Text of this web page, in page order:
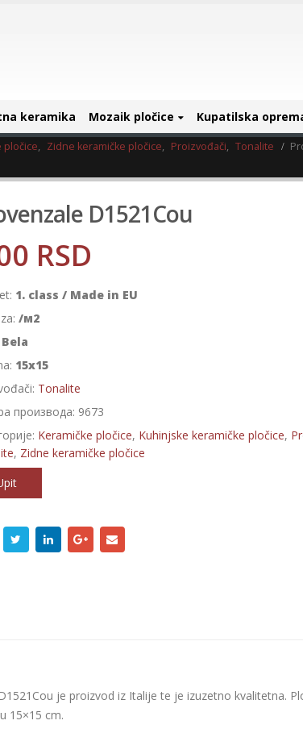
keramika Mozaik pločice Kupatilska
pločice, Zidne keramičke pločice, Proizvođači, Tonalite
D1521Cou
RSD
1. class / Made in EU
/м2
Bela
15x15
Tonalite
производа: 9673
Keramičke pločice, Kuhinjske keramičke pločice,
, Zidne keramičke pločice
je proizvod iz Italije te je izuzetno kvalitetna.
15×15 cm.